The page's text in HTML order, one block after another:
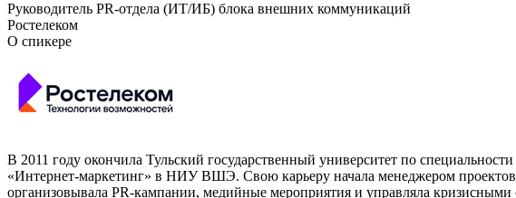
Руководитель PR-отдела (ИТ/ИБ) блока внешних коммуникаций
Ростелеком
О спикере
В 2011 году окончила Тульский государственный университет по
«Интернет-маркетинг» в НИУ ВШЭ. Свою карьеру начала менеджером
организовывала PR-кампании, медийные мероприятия и управляла кризисными